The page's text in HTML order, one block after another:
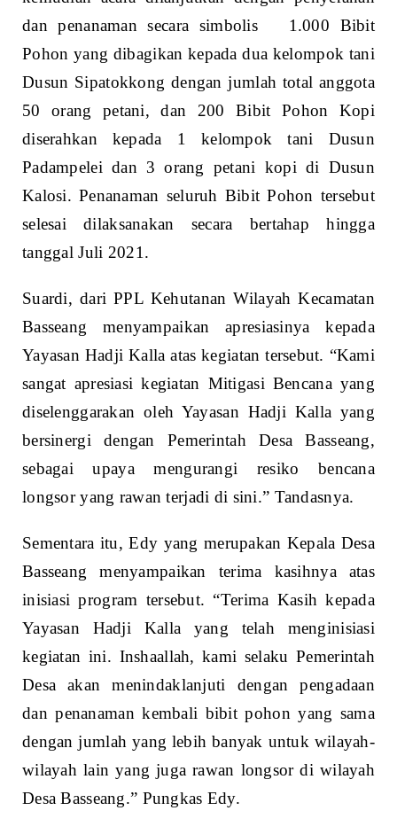
dan penanaman secara simbolis 1.000 Bibit
Pohon yang dibagikan kepada dua kelompok tani
Dusun Sipatokkong dengan jumlah total anggota
50 orang petani, dan 200 Bibit Pohon Kopi
diserahkan kepada 1 kelompok tani Dusun
Padampelei dan 3 orang petani kopi di Dusun
Kalosi. Penanaman seluruh Bibit Pohon tersebut
selesai dilaksanakan secara bertahap hingga
tanggal Juli 2021.
Suardi, dari PPL Kehutanan Wilayah Kecamatan
Basseang menyampaikan apresiasinya kepada
Yayasan Hadji Kalla atas kegiatan tersebut. “Kami
sangat apresiasi kegiatan Mitigasi Bencana yang
diselenggarakan oleh Yayasan Hadji Kalla yang
bersinergi dengan Pemerintah Desa Basseang,
sebagai upaya mengurangi resiko bencana
longsor yang rawan terjadi di sini.” Tandasnya.
Sementara itu, Edy yang merupakan Kepala Desa
Basseang menyampaikan terima kasihnya atas
inisiasi program tersebut. “Terima Kasih kepada
Yayasan Hadji Kalla yang telah menginisiasi
kegiatan ini. Inshaallah, kami selaku Pemerintah
Desa akan menindaklanjuti dengan pengadaan
dan penanaman kembali bibit pohon yang sama
dengan jumlah yang lebih banyak untuk wilayah-
wilayah lain yang juga rawan longsor di wilayah
Desa Basseang.” Pungkas Edy.